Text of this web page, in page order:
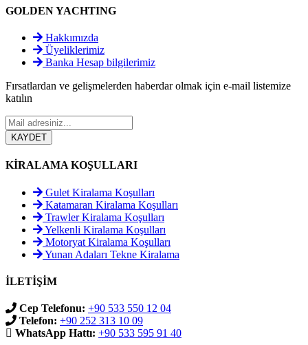
GOLDEN YACHTING
Hakkımızda
Üyeliklerimiz
Banka Hesap bilgilerimiz
Fırsatlardan ve gelişmelerden haberdar olmak için e-mail listemize
katılın
KİRALAMA KOŞULLARI
Gulet Kiralama Koşulları
Katamaran Kiralama Koşulları
Trawler Kiralama Koşulları
Yelkenli Kiralama Koşulları
Motoryat Kiralama Koşulları
Yunan Adaları Tekne Kiralama
İLETİŞİM
Cep Telefonu: +90 533 550 12 04
Telefon: +90 252 313 10 09
WhatsApp Hattı: +90 533 595 91 40